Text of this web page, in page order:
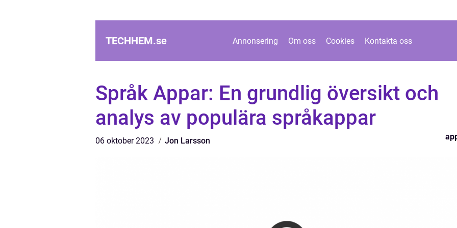
TECHHEM.se Annonsering Om oss Cookies Kontakta oss
Språk Appar: En grundlig översikt och
analys av populära språkappar
06 oktober 2023 Jon Larsson